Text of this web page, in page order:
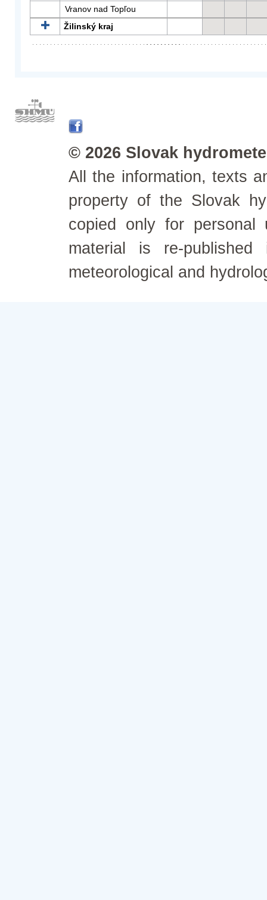
Vranov nad Topľou
Žilinský kraj
© 2026 Slovak
All the information, texts
property of the Slovak
copied only for personal
material is re-
meteorological and